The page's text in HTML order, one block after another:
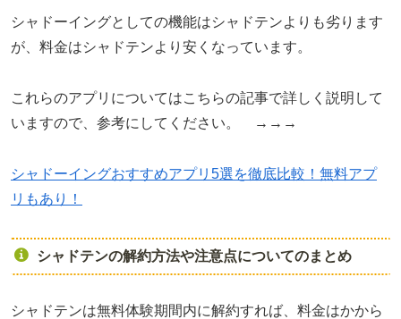
シャドーイングとしての機能はシャドテンよりも劣ります
が、料金はシャドテンより安くなっています。
これらのアプリについてはこちらの記事で詳しく説明して
いますので、参考にしてください。 →→→
シャドーイングおすすめアプリ5選を徹底比較！無料アプ
リもあり！
シャドテンの解約方法や注意点についてのまとめ
シャドテンは無料体験期間内に解約すれば、料金はかから